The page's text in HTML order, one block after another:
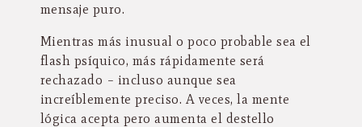
mensaje puro.
Mientras más inusual o poco probable sea el
flash psíquico, más rápidamente será
rechazado – incluso aunque sea
increíblemente preciso. A veces, la mente
lógica acepta pero aumenta el destello